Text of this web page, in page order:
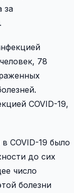
за
78
COVID-19,
COVID-19 было
до сих
число
болезни